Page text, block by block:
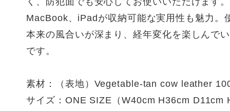
MacBook、iPadが収納可能な実用性も魅力。
本来の風合いが深まり、経年変化を楽しんで
です。
素材：（表地）Vegetable-tan cow leather
サイズ：ONE SIZE（W40cm H36cm D11cm